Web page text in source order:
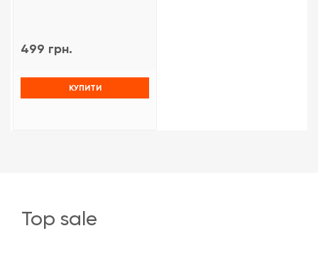
499 грн.
КУПИТИ
top sale